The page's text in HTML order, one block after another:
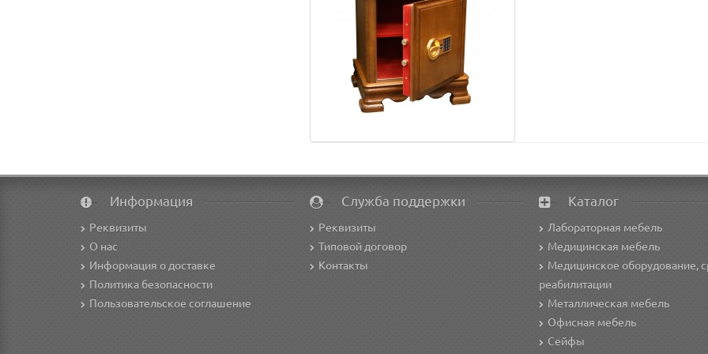
Информация
Реквизиты
О нас
Информация о доставке
Политика безопасности
Пользовательское соглашение
Служба поддержки
Реквизиты
Типовой договор
Контакты
Каталог
Лабораторная мебель
Медицинская мебель
Медицинское оборудование,
реабилитации
Металлическая мебель
Офисная мебель
Сейфы